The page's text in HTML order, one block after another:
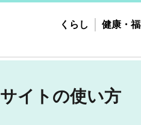
くらし 健康・
サイトの使い方